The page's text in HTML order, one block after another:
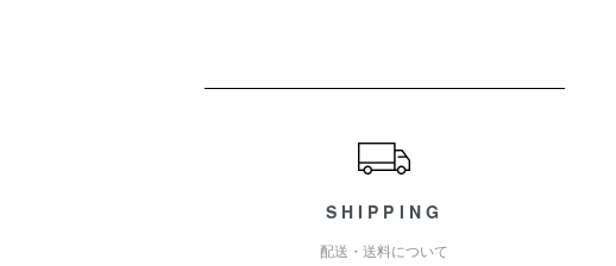
SHIPPING
配送・送料について